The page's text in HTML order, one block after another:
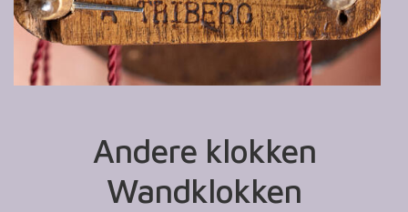
Andere klokken
Wandklokken